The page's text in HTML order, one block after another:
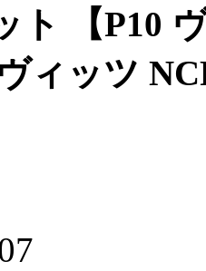
ト 【P10
ィッツ